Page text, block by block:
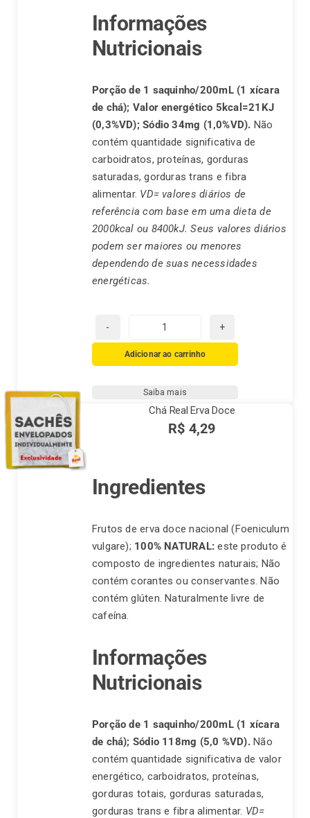
Informações
Nutricionais
Porção de 1 saquinho/200mL (1 xícara
de chá); Valor energético 5kcal=21KJ
(0,3%VD); Sódio 34mg (1,0%VD).
contém quantidade significativa de
carboidratos, proteínas, gorduras
saturadas, gorduras trans e fibra
alimentar. VD= valores diários de
referência com base em uma dieta de
2000kcal ou 8400kJ. Seus valores diários
podem ser maiores ou menores
dependendo de suas necessidades
energéticas.
Chá
Preto
Real-
sachês
quantidade
Adicionar ao carrinho
Saiba mais
Chá Real Erva Doce
R$ 4,29
Ingredientes
Frutos de erva doce nacional (Foeniculum
vulgare); 100% NATURAL: este produto é
composto de ingredientes naturais; Não
contém corantes ou conservantes. Não
contém glúten. Naturalmente livre de
cafeína.
Informações
Nutricionais
Porção de 1 saquinho/200mL (1 xícara
de chá); Sódio 118mg (5,0 %VD).Não
contém quantidade significativa de valor
energético, carboidratos, proteínas,
gorduras totais, gorduras saturadas,
gorduras trans e fibra alimentar. VD=